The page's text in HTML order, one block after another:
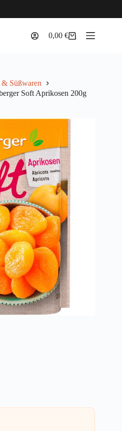
Warenkorb
0,00€
& Süßwaren
Soft Aprikosen 200g